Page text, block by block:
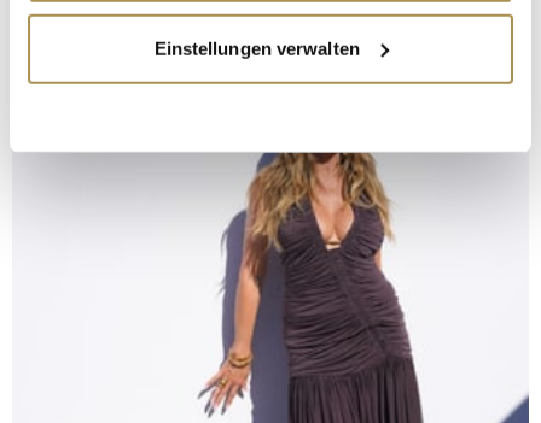
Informationen über Ihre geografische Lage
erfassen, welche bis auf einige Meter genau sein
bestimmten Merkmalen (Fingerprinting) identifizieren
Erfahren Sie mehr darüber, wie Ihre persönlichen Daten
verarbeitet werden, und legen Sie Ihre Präferenzen im
Abschnitt Einzelheiten fest.
Wir verwenden Cookies, um Inhalte und Anzeigen zu
personalisieren, Funktionen für soziale Medien anbieten
zu können und die Zugriffe auf unsere Website zu
analysieren. Außerdem geben wir Informationen zu Ihrer
Einstellungen verwalten